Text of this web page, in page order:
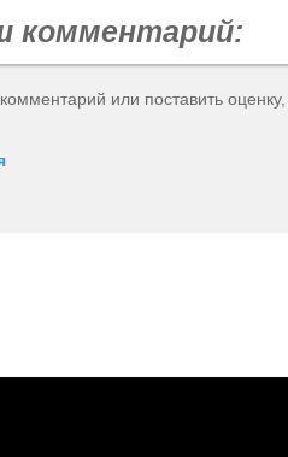
комментарий:
комментарий или поставить